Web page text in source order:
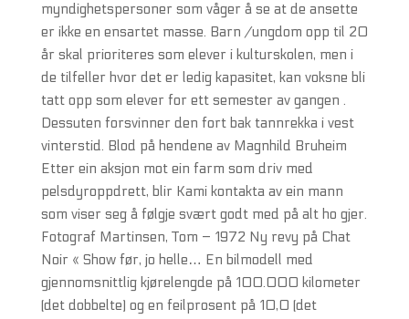
myndighetspersoner som våger å se at de ansette
er ikke en ensartet masse. Barn /ungdom opp til 20
år skal prioriteres som elever i kulturskolen, men i
de tilfeller hvor det er ledig kapasitet, kan voksne bli
tatt opp som elever for ett semester av gangen .
Dessuten forsvinner den fort bak tannrekka i vest
vinterstid. Blod på hendene av Magnhild Bruheim
Etter ein aksjon mot ein farm som driv med
pelsdyroppdrett, blir Kami kontakta av ein mann
som viser seg å følgje svært godt med på alt ho gjer.
Fotograf Martinsen, Tom – 1972 Ny revy på Chat
Noir « Show før, jo helle… En bilmodell med
gjennomsnittlig kjørelengde på 100.000 kilometer
(det dobbelte) og en feilprosent på 10,0 (det